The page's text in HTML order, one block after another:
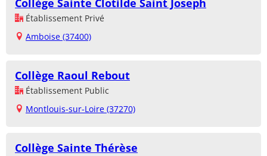
Collège Sainte Clotilde Saint Joseph
Établissement Privé
Amboise (37400)
Collège Raoul Rebout
Établissement Public
Montlouis-sur-Loire (37270)
Collège Sainte Thérèse